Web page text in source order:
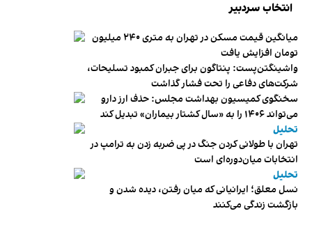
انتخاب سردبیر
میانگین قیمت مسکن در تهران به متری ۲۴۰ میلیون
تومان افزایش یافت
واشینگتن‌پست: پنتاگون برای جبران کمبود تسلیحات،
شرکت‌های دفاعی را تحت فشار گذاشت
سخنگوی کمیسیون بهداشت مجلس: حذف ارز دارو
می‌تواند ۱۴۰۶ را به «سال کشتار بیماران» تبدیل کند
تحلیل
تهران با طولانی کردن جنگ در پی ضربه زدن به ترامپ در
انتخابات میان‌دوره‌ای است
تحلیل
نسل معلق؛ ایرانیانی که میان رفتن، دیده شدن و
بازگشت زندگی می‌کنند